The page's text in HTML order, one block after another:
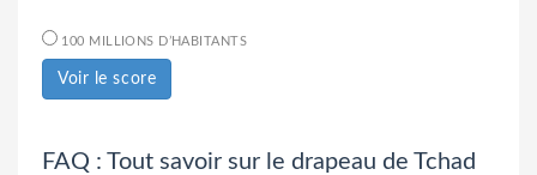
100 MILLIONS D’HABITANTS
Voir le score
FAQ : Tout savoir sur le drapeau de Tchad